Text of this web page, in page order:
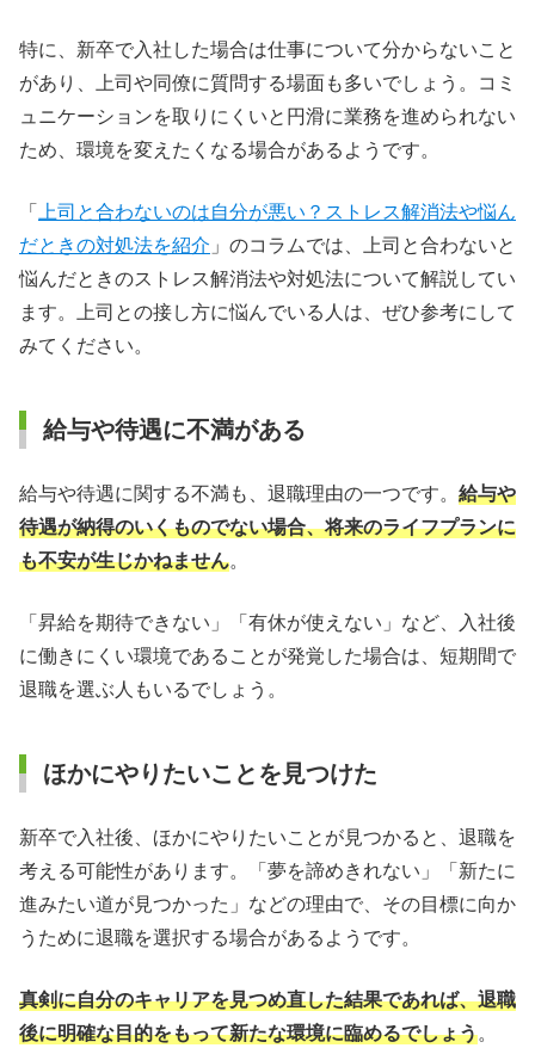
特に、新卒で入社した場合は仕事について分からないこと
があり、上司や同僚に質問する場面も多いでしょう。コミ
ュニケーションを取りにくいと円滑に業務を進められない
ため、環境を変えたくなる場合があるようです。
「 上司と合わないのは自分が悪い？ストレス解消法や悩ん
だときの対処法を紹介 」のコラムでは、上司と合わないと
悩んだときのストレス解消法や対処法について解説してい
ます。上司との接し方に悩んでいる人は、ぜひ参考にして
みてください。
給与や待遇に不満がある
給与や待遇に関する不満も、退職理由の一つです。 給与や
待遇が納得のいくものでない場合、将来のライフプランに
も不安が生じかねません。
「昇給を期待できない」「有休が使えない」など、入社後
に働きにくい環境であることが発覚した場合は、短期間で
退職を選ぶ人もいるでしょう。
ほかにやりたいことを見つけた
新卒で入社後、ほかにやりたいことが見つかると、退職を
考える可能性があります。「夢を諦めきれない」「新たに
進みたい道が見つかった」などの理由で、その目標に向か
うために退職を選択する場合があるようです。
真剣に自分のキャリアを見つめ直した結果であれば、退職
後に明確な目的をもって新たな環境に臨めるでしょう。